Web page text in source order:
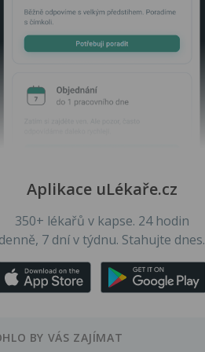
Aplikace uLékaře.cz
350+ lékařů v kapse. 24 hodin
7 dní v týdnu. Stahujte dnes.
BY VÁS ZAJÍMAT